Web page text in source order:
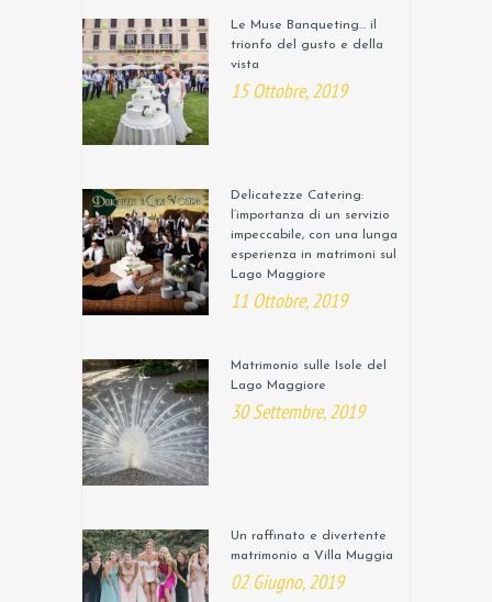
Le Muse Banqueting… il
trionfo del gusto e della
vista
15 Ottobre, 2019
Delicatezze Catering:
l’importanza di un servizio
impeccabile, con una lunga
esperienza in matrimoni sul
Lago Maggiore
11 Ottobre, 2019
Matrimonio sulle Isole del
Lago Maggiore
30 Settembre, 2019
Un raffinato e divertente
matrimonio a Villa Muggia
02 Giugno, 2019